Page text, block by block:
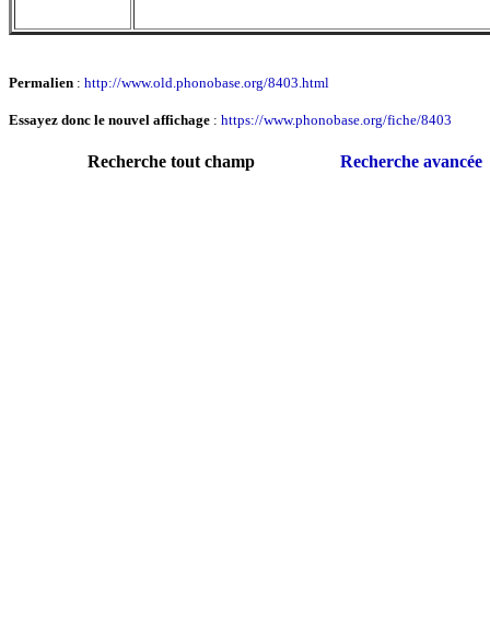
Permalien : http://www.old.phonobase.org/8403.html
Essayez donc le nouvel affichage : https://www.phonobase.org/fiche/8403
Recherche tout champ Recherche avancée